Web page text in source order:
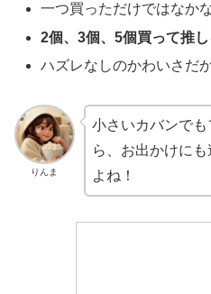
一つ買っただけではなか
2個、3個、5個買って推し
ハズレなしのかわいさだ
りんま
小さいカバンで
ら、お出かけに
よね！